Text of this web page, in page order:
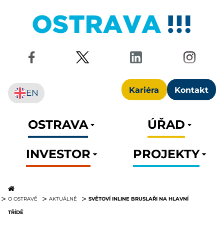
Kariéra Kontakt
EN
OSTRAVA
ÚŘAD
INVESTOR
PROJEKTY
O OSTRAVĚ AKTUÁLNĚ
SVĚTOVÍ INLINE BRUSLAŘI NA HLAVNÍ
TŘÍDĚ